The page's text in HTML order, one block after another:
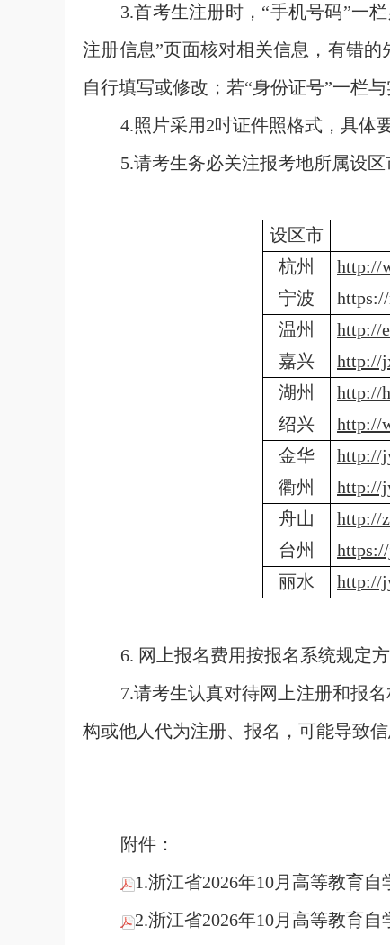
3.首考生注册时，“手机号码”一
注册信息”页面核对相关信息，有错
自行填写或修改；若“身份证号”一栏
4.照片采用2吋证件照格式，具体
5.请考生务必关注报考地所属设
设区市
杭州
http://
宁波
温州
http://
嘉兴
http://
湖州
http://
绍兴
http://
金华
http://
衢州
http://
舟山
http://
台州
丽水
http://
6. 网上报名费用按报名系统规定
7.请考生认真对待网上注册和报
构或他人代为注册、报名，可能导致
附件：
1.浙江省2026年10月高等教育
2.浙江省2026年10月高等教育